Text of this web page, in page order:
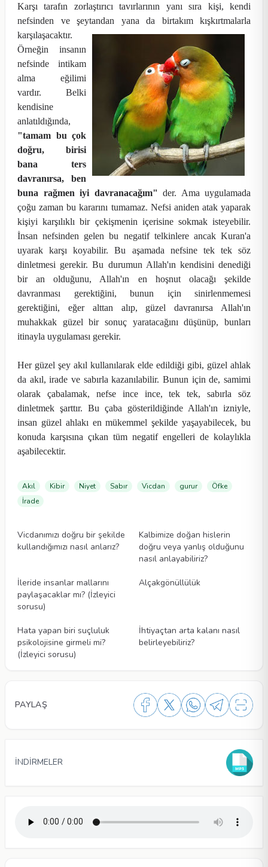
Karşı tarafın zorlaştırıcı tavırlarının yanı sıra kişi, kendi
nefsinden ve şeytandan yana da birtakım kışkırtmalarla
karşılaşacaktır.
Örneğin insanın
nefsinde intikam
alma eğilimi
vardır. Belki
kendisine
anlatıldığında,
"tamam bu çok
doğru, birisi
bana ters
davranırsa, ben
buna rağmen iyi davranacağım" der. Ama uygulamada
çoğu zaman bu kararını tumamaz. Nefsi aniden atak yaparak
kişiyi karşılıklı bir çekişmenin içerisine sokmak isteyebilir.
İnsan nefsinden gelen bu negatif telkinlere ancak Kuran'a
uyarak karşı koyabilir. Bu aşamada nefsine tek tek söz
dinletmesi gerekir. Bu durumun Allah'ın kendisini denediği
bir an olduğunu, Allah'ın en hoşnut olacağı şekilde
davranması gerektiğini, bunun için sinirlenmemesi
gerektiğini, eğer alttan alıp, güzel davranırsa Allah'ın
muhakkak güzel bir sonuç yaratacağını düşünüp, bunları
itinayla uygulaması gerekir.
Her güzel şey akıl kullanılarak elde edildiği gibi, güzel ahlak
da akıl, irade ve sabırla kazanılabilir. Bunun için de, samimi
olarak çabalamak, nefse ince ince, tek tek, sabırla söz
dinletmek şarttır. Bu çaba gösterildiğinde Allah'ın izniyle,
insan güzel ahlakı en mükemmel şekilde yaşayabilecek, bu
konuda karşısına çıkan tüm negatif engelleri de kolaylıkla
aşabilecektir.
Akıl Kibir Niyet Sabır Vicdan gurur
Öfke
İrade
Vicdanımızı doğru bir şekilde
kullandığımızı nasıl anlarız?
Kalbimize doğan hislerin
doğru veya yanlış olduğunu
nasıl anlayabiliriz?
İleride insanlar mallarını
paylaşacaklar mı? (İzleyici
sorusu)
Alçakgönüllülük
Hata yapan biri suçluluk
psikolojisine girmeli mi?
(İzleyici sorusu)
İhtiyaçtan arta kalanı nasıl
belirleyebiliriz?
PAYLAŞ
İNDİRMELER